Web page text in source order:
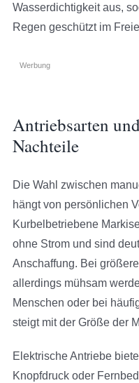
Wasserdichtigkeit aus,
Regen geschützt im
Werbung
Antriebsarten
Nachteile
Die Wahl zwischen
hängt von persönlichen
Kurbelbetriebene
ohne Strom und sind
Anschaffung. Bei
allerdings mühsam
Menschen oder bei
steigt mit der Größe der
Elektrische Antriebe
Knopfdruck oder